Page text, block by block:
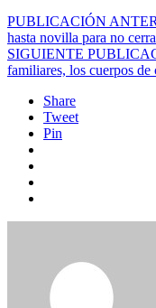
PUBLICACIÓN
hasta novilla para no
SIGUIENTE
familiares, los cuerpos
Share
Tweet
Pin